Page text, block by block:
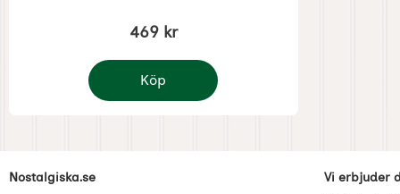
469 kr
Köp
korvrör
Sidfot Blandad info och länkar
Nostalgiska.se Vi erbjuder